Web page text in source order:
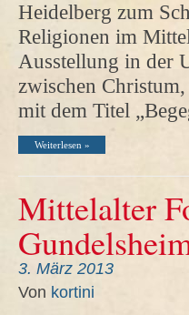
Heidelberg zum
Religionen im
Ausstellung in der
zwischen
mit dem Titel
Weiterlesen »
Mittelalter
3. März 2013
Von kortini